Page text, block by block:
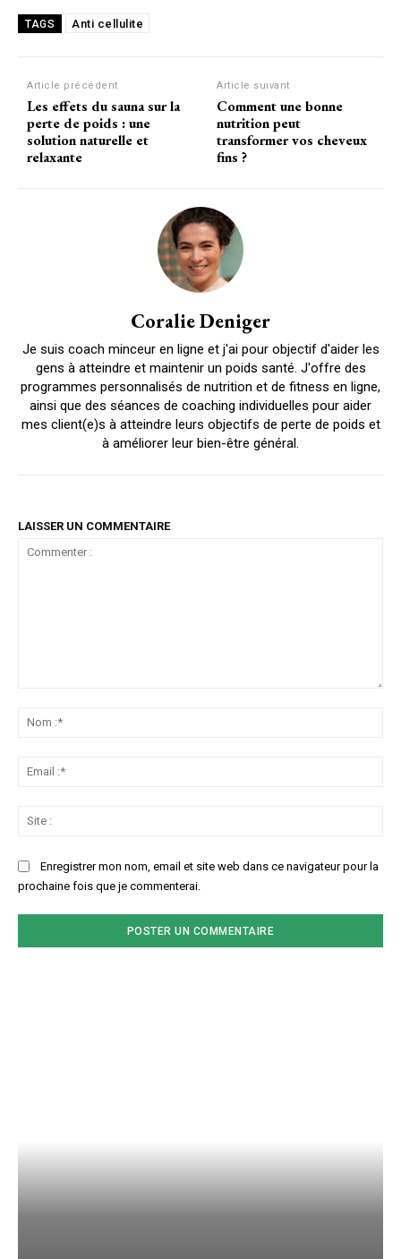
TAGS Anti cellulite
Article précédent
Les effets du sauna sur la
perte de poids : une
solution naturelle et
relaxante
Article suivant
Comment une bonne
nutrition peut
transformer vos cheveux
fins ?
Coralie Deniger
Je suis coach minceur en ligne et j'ai pour objectif d'aider les
gens à atteindre et maintenir un poids santé. J'offre des
programmes personnalisés de nutrition et de fitness en ligne,
ainsi que des séances de coaching individuelles pour aider
mes client(e)s à atteindre leurs objectifs de perte de poids et
à améliorer leur bien-être général.
LAISSER UN COMMENTAIRE
Enregistrer mon nom, email et site web dans ce navigateur pour la
prochaine fois que je commenterai.